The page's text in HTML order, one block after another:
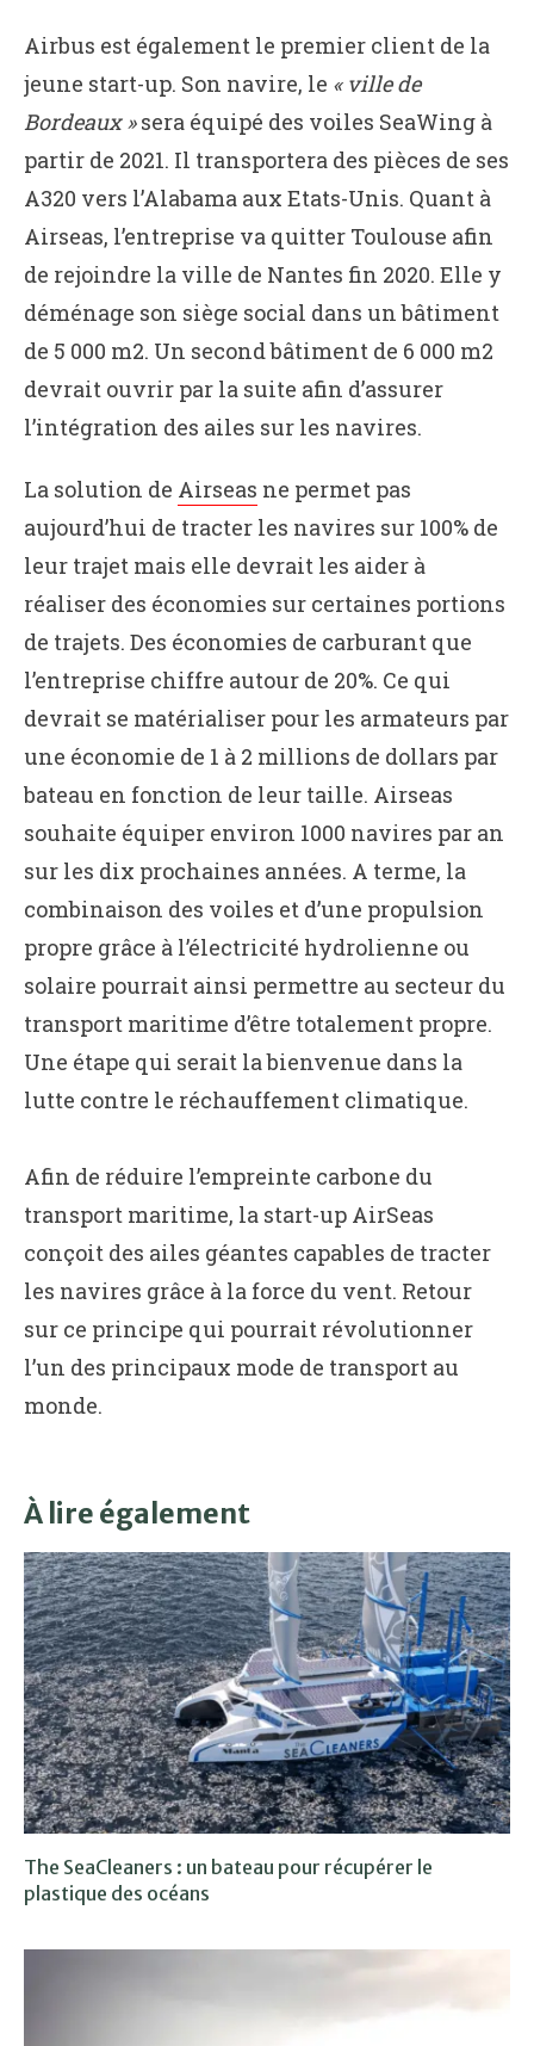
Airbus est également le premier client de la
jeune start-up. Son navire, le « ville de
Bordeaux »sera équipé des voiles SeaWing à
partir de 2021. Il transportera des pièces de ses
A320 vers l’Alabama aux Etats-Unis. Quant à
Airseas, l’entreprise va quitter Toulouse afin
de rejoindre la ville de Nantes fin 2020. Elle y
déménage son siège social dans un bâtiment
de 5 000 m2. Un second bâtiment de 6 000 m2
devrait ouvrir par la suite afin d’assurer
l’intégration des ailes sur les navires.
La solution de Airseas ne permet pas
aujourd’hui de tracter les navires sur 100% de
leur trajet mais elle devrait les aider à
réaliser des économies sur certaines portions
de trajets. Des économies de carburant que
l’entreprise chiffre autour de 20%. Ce qui
devrait se matérialiser pour les armateurs par
une économie de 1 à 2 millions de dollars par
bateau en fonction de leur taille. Airseas
souhaite équiper environ 1000 navires par an
sur les dix prochaines années. A terme, la
combinaison des voiles et d’une propulsion
propre grâce à l’électricité hydrolienne ou
solaire pourrait ainsi permettre au secteur du
transport maritime d’être totalement propre.
Une étape qui serait la bienvenue dans la
lutte contre le réchauffement climatique.
Afin de réduire l’empreinte carbone du
transport maritime, la start-up AirSeas
conçoit des ailes géantes capables de tracter
les navires grâce à la force du vent. Retour
sur ce principe qui pourrait révolutionner
l’un des principaux mode de transport au
monde.
À lire également
The SeaCleaners : un bateau pour récupérer le
plastique des océans